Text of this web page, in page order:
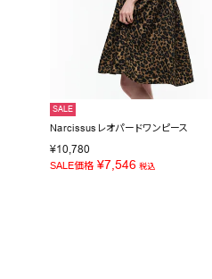
SALE
Narcissusレオパードワンピース
¥10,780
SALE価格 ¥7,546 税込